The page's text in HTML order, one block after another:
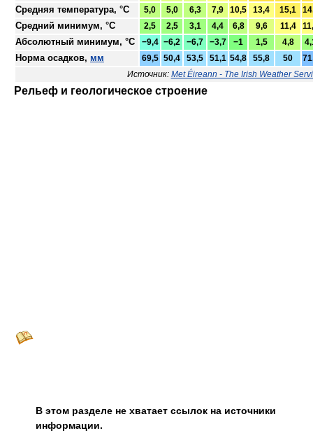
Средняя температура, °C
5,0 5,0 6,3 7,9 10,5 13,4 15,1
Средний минимум, °C
2,5 2,5 3,1 4,4 6,8 9,6 11,4
Абсолютный минимум, °C
−9,4 −6,2 −6,7 −3,7 −1 1,5 4,8
Норма осадков, мм 69,5 50,4 53,5 51,1 54,8 55,8 50
Источник: Met Éireann - The Irish Weather
Рельеф и геологическое строение
В этом разделе не хватает ссылок на источники
информации.